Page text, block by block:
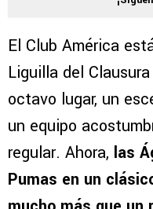
El Club América
Liguilla del
octavo lugar, un
un equipo
regular. Ahora, las
Pumas en un